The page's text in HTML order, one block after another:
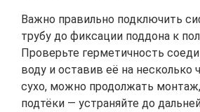
Важно правильно подключить
трубу до фиксации поддона к
Проверьте герметичность
воду и оставив её на несколько
сухо, можно продолжать
подтёки — устраняйте до